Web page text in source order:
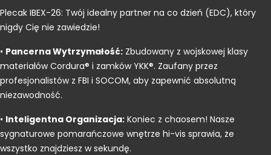
Plecak IBEX-26: Twój idealny partner na co dzień (EDC), który
nigdy Cię nie zawiedzie!
• Pancerna Wytrzymałość: Zbudowany z wojskowej klasy
materiałów Cordura® i zamków YKK®. Zaufany przez
profesjonalistów z FBI i SOCOM, aby zapewnić absolutną
niezawodność.
• Inteligentna Organizacja: Koniec z chaosem! Nasze
sygnaturowe pomarańczowe wnętrze hi-vis sprawia, że
wszystko znajdziesz w sekundę.